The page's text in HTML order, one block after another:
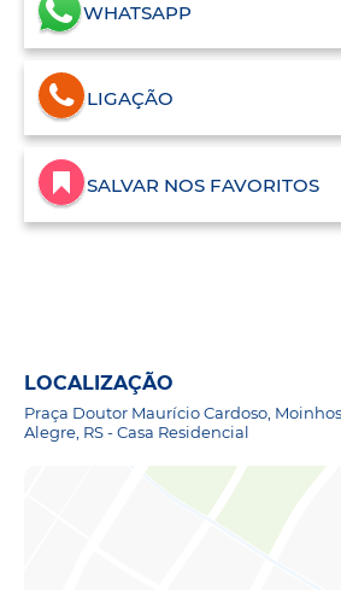
WHATSAPP
LIGAÇÃO
SALVAR NOS FAVORITOS
LOCALIZAÇÃO
Praça Doutor Maurício Cardoso,
Alegre, RS - Casa Residencial